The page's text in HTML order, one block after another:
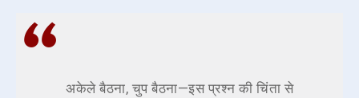
अकेले बैठना, चुप बैठना—इस प्रश्न की चिंता से